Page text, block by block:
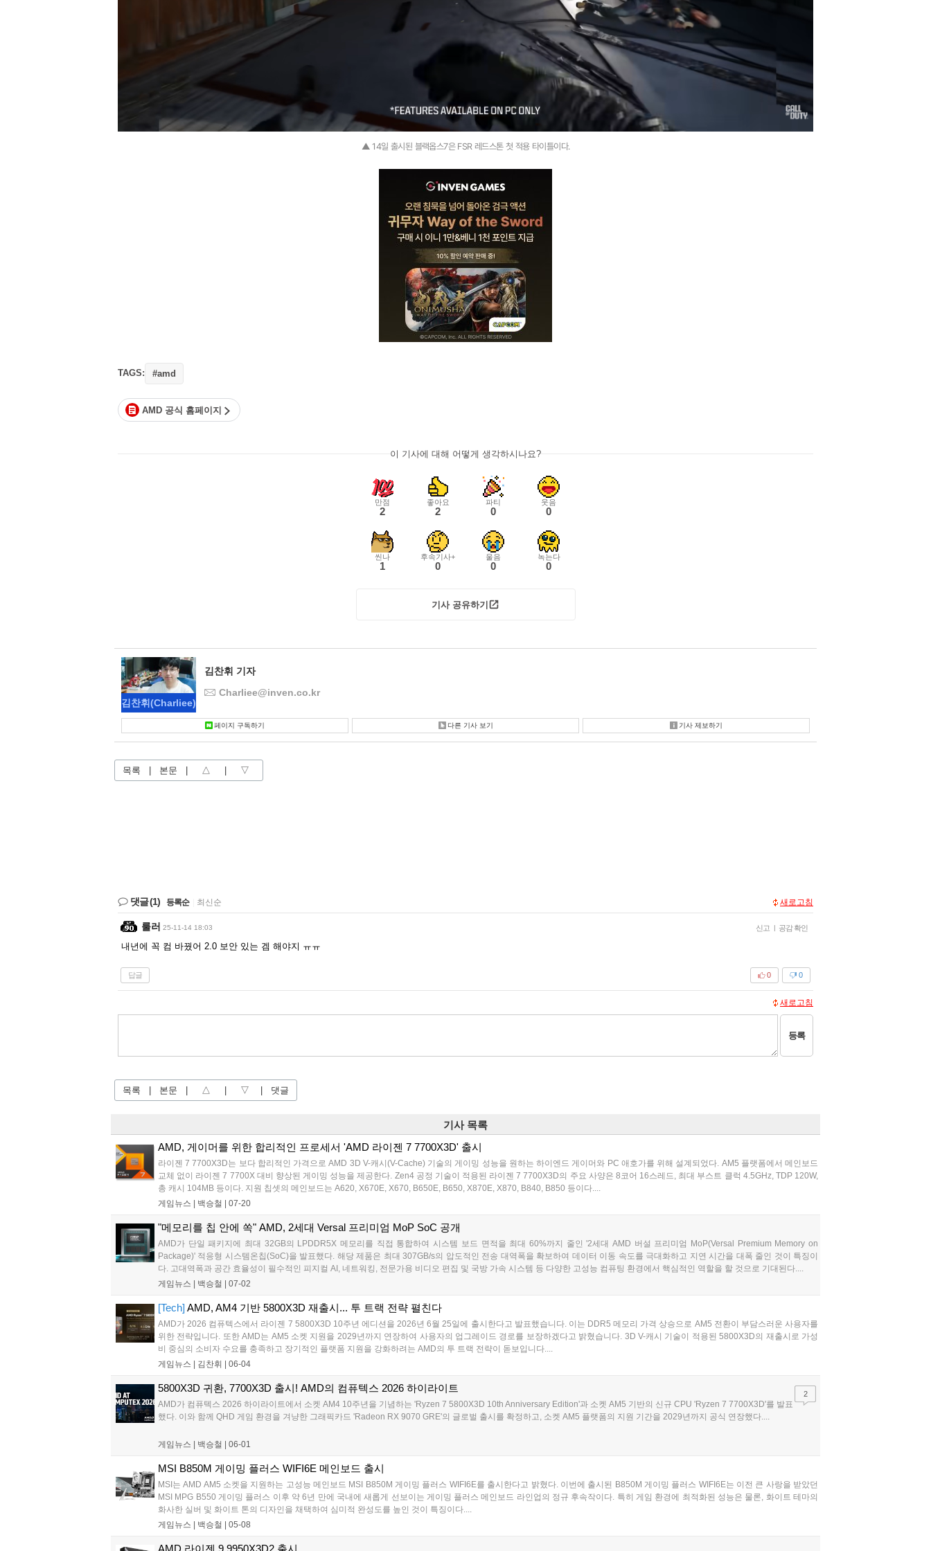
▲ 14일 출시된 블랙옵스7은 FSR 레드스톤 첫 적용 타이틀이다.
TAGS: #amd
AMD 공식 홈페이지
이 기사에 대해 어떻게 생각하시나요?
만점
2
좋아요
2
파티
0
웃음
0
씬나
1
후속기사+
0
울음
0
녹는다
0
기사 공유하기
김찬휘(Charliee)
김찬휘 기자
Charliee@inven.co.kr
페이지 구독하기 다른 기사 보기 기사 제보하기
목록 본문 △ ▽
댓글(1) 등록순 최신순 새로고침
룰러 25-11-14 18:03 신고 | 공감 확인
내년에 꼭 컴 바꿨어 2.0 보안 있는 겜 해야지 ㅠㅠ
답글 0
0
새로고침
등록
목록 본문 △ ▽ 댓글
기사 목록
AMD, 게이머를 위한 합리적인 프로세서 'AMD 라이젠 7 7700X3D' 출시
라이젠 7 7700X3D는 보다 합리적인 가격으로 AMD 3D V-캐시(V-Cache) 기술의 게이밍 성능을 원하는 하이엔드 게이머와 PC 애호가를 위해 설계되었다. AM5 플랫폼에서 메인보드
교체 없이 라이젠 7 7700X 대비 향상된 게이밍 성능을 제공한다. Zen4 공정 기술이 적용된 라이젠 7 7700X3D의 주요 사양은 8코어 16스레드, 최대 부스트 클럭 4.5GHz, TDP 120W,
총 캐시 104MB 등이다. 지원 칩셋의 메인보드는 A620, X670E, X670, B650E, B650, X870E, X870, B840, B850 등이다....
게임뉴스 | 백승철 07-20
"메모리를 칩 안에 쏙" AMD, 2세대 Versal 프리미엄 MoP SoC 공개
AMD가 단일 패키지에 최대 32GB의 LPDDR5X 메모리를 직접 통합하여 시스템 보드 면적을 최대 60%까지 줄인 '2세대 AMD 버설 프리미엄 MoP(Versal Premium Memory on
Package)' 적응형 시스템온칩(SoC)을 발표했다. 해당 제품은 최대 307GB/s의 압도적인 전송 대역폭을 확보하여 데이터 이동 속도를 극대화하고 지연 시간을 대폭 줄인 것이 특징이
다. 고대역폭과 공간 효율성이 필수적인 피지컬 AI, 네트워킹, 전문가용 비디오 편집 및 국방 가속 시스템 등 다양한 고성능 컴퓨팅 환경에서 핵심적인 역할을 할 것으로 기대된다....
게임뉴스 | 백승철 07-02
[Tech] AMD, AM4 기반 5800X3D 재출시... 투 트랙 전략 펼친다
AMD가 2026 컴퓨텍스에서 라이젠 7 5800X3D 10주년 에디션을 2026년 6월 25일에 출시한다고 발표했습니다. 이는 DDR5 메모리 가격 상승으로 AM5 전환이 부담스러운 사용자를
위한 전략입니다. 또한 AMD는 AM5 소켓 지원을 2029년까지 연장하여 사용자의 업그레이드 경로를 보장하겠다고 밝혔습니다. 3D V-캐시 기술이 적용된 5800X3D의 재출시로 가성
비 중심의 소비자 수요를 충족하고 장기적인 플랫폼 지원을 강화하려는 AMD의 투 트랙 전략이 돋보입니다....
게임뉴스 | 김찬휘 06-04
5800X3D 귀환, 7700X3D 출시! AMD의 컴퓨텍스 2026 하이라이트
AMD가 컴퓨텍스 2026 하이라이트에서 소켓 AM4 10주년을 기념하는 'Ryzen 7 5800X3D 10th Anniversary Edition'과 소켓 AM5 기반의 신규 CPU 'Ryzen 7 7700X3D'를 발표
했다. 이와 함께 QHD 게임 환경을 겨냥한 그래픽카드 'Radeon RX 9070 GRE'의 글로벌 출시를 확정하고, 소켓 AM5 플랫폼의 지원 기간을 2029년까지 공식 연장했다....
게임뉴스 | 백승철 06-01
2
MSI B850M 게이밍 플러스 WIFI6E 메인보드 출시
MSI는 AMD AM5 소켓을 지원하는 고성능 메인보드 MSI B850M 게이밍 플러스 WIFI6E를 출시한다고 밝혔다. 이번에 출시된 B850M 게이밍 플러스 WIFI6E는 이전 큰 사랑을 받았던
MSI MPG B550 게이밍 플러스 이후 약 6년 만에 국내에 새롭게 선보이는 게이밍 플러스 메인보드 라인업의 정규 후속작이다. 특히 게임 환경에 최적화된 성능은 물론, 화이트 테마의
화사한 실버 및 화이트 톤의 디자인을 채택하여 심미적 완성도를 높인 것이 특징이다....
게임뉴스 | 백승철 05-08
AMD 라이젠 9 9950X3D2 출시